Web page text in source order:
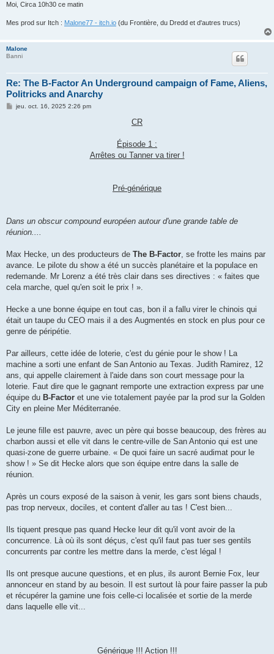
Moi, Circa 10h30 ce matin
Mes prod sur Itch : Malone77 - itch.io (du Frontière, du Dredd et d'autres trucs)
Malone
Banni
Re: The B-Factor An Underground campaign of Fame, Aliens,
Politricks and Anarchy
Mjeu. oct. 16, 2025 2:26 pm
CR
Épisode 1 :
Arrêtes ou Tanner va tirer !
Pré-générique
Dans un obscur compound européen autour d'une grande table de
réunion....
Max Hecke, un des producteurs de The B-Factor , se frotte les mains par
avance. Le pilote du show a été un succès planétaire et la populace en
redemande. Mr Lorenz a été très clair dans ses directives : « faites que
cela marche, quel qu'en soit le prix ! ».
Hecke a une bonne équipe en tout cas, bon il a fallu virer le chinois qui
était un taupe du CEO mais il a des Augmentés en stock en plus pour ce
genre de péripétie.
Par ailleurs, cette idée de loterie, c'est du génie pour le show ! La
machine a sorti une enfant de San Antonio au Texas. Judith Ramirez, 12
ans, qui appelle clairement à l'aide dans son court message pour la
loterie. Faut dire que le gagnant remporte une extraction express par une
équipe du B-Factor et une vie totalement payée par la prod sur la Golden
City en pleine Mer Méditerranée.
Le jeune fille est pauvre, avec un père qui bosse beaucoup, des frères au
charbon aussi et elle vit dans le centre-ville de San Antonio qui est une
quasi-zone de guerre urbaine. « De quoi faire un sacré audimat pour le
show ! » Se dit Hecke alors que son équipe entre dans la salle de
réunion.
Après un cours exposé de la saison à venir, les gars sont biens chauds,
pas trop nerveux, dociles, et content d'aller au tas ! C'est bien...
Ils tiquent presque pas quand Hecke leur dit qu'il vont avoir de la
concurrence. Là où ils sont déçus, c'est qu'il faut pas tuer ses gentils
concurrents par contre les mettre dans la merde, c'est légal !
Ils ont presque aucune questions, et en plus, ils auront Bernie Fox, leur
annonceur en stand by au besoin. Il est surtout là pour faire passer la pub
et récupérer la gamine une fois celle-ci localisée et sortie de la merde
dans laquelle elle vit...
Générique !!! Action !!!